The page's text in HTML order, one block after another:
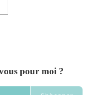
pour moi ?